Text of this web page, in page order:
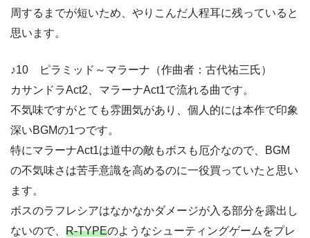
周するまでが短いため、やりこんだ人程耳に残っていると
思います。
♪10 ピラミッド～マラーナ（作曲者：古代祐三氏）
カサンドラAct2、マラーナAct1で流れる曲です。
不気味ですがとても雰囲気があり、個人的には本作で印象
深いBGMの1つです。
特にマラーナAct1は道中の敵もボスも厄介なので、BGM
の不気味さは苦手意識を高めるのに一役買っていたと思い
ます。
ボスのラフレシアはなかなかダメージが入る部分を露出し
ないので、 R-TYPEのようなシューティングゲームをプレ